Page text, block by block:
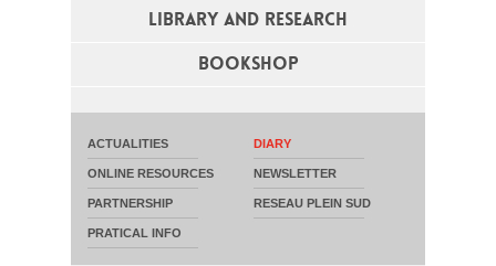
LIBRARY AND RESEARCH
BOOKSHOP
ACTUALITIES DIARY
ONLINE RESOURCES NEWSLETTER
PARTNERSHIP RESEAU PLEIN SUD
PRATICAL INFO